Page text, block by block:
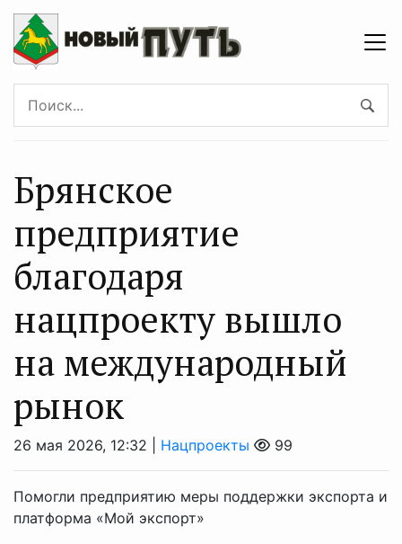
Брянское
предприятие
благодаря
нацпроекту вышло
на международный
рынок
26 мая 2026, 12:32 | Нацпроекты 99
Помогли предприятию меры поддержки экспорта и
платформа «Мой экспорт»